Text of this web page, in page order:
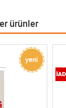
ürünler